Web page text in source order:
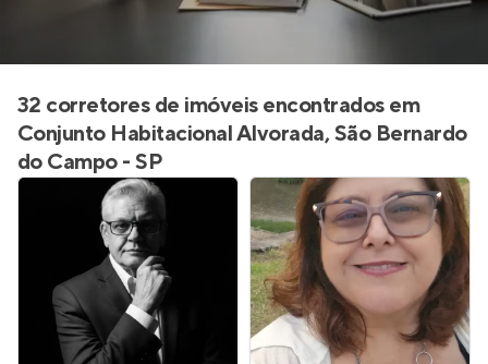
32 corretores de imóveis encontrados em
Conjunto Habitacional Alvorada, São Bernardo
do Campo - SP